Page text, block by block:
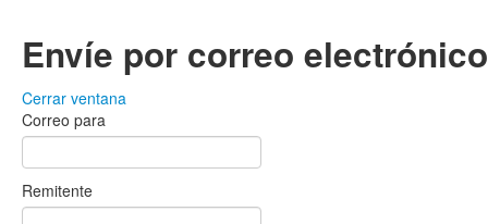
Envíe por correo
Cerrar ventana
Correo para
Remitente